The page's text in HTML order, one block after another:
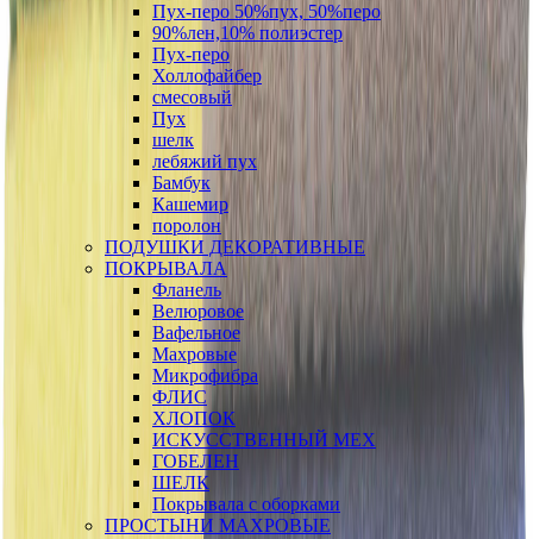
Пух-перо 50%пух, 50%перо
90%лен,10% полиэстер
Пух-перо
Холлофайбер
смесовый
Пух
шелк
лебяжий пух
Бамбук
Кашемир
поролон
ПОДУШКИ ДЕКОРАТИВНЫЕ
ПОКРЫВАЛА
Фланель
Велюровое
Вафельное
Махровые
Микрофибра
ФЛИС
ХЛОПОК
ИСКУССТВЕННЫЙ МЕХ
ГОБЕЛЕН
ШЕЛК
Покрывала с оборками
ПРОСТЫНИ МАХРОВЫЕ